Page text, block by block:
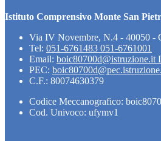
Istituto Comprensivo Monte San
Via IV Novembre, N.4 - 40050 -
Tel: 051-6761483 051-6761001
Email: boic80700d@istruzione.it
PEC:
C.F.: 80074630379
Codice Meccanografico:
Cod. Univoco: ufymv1